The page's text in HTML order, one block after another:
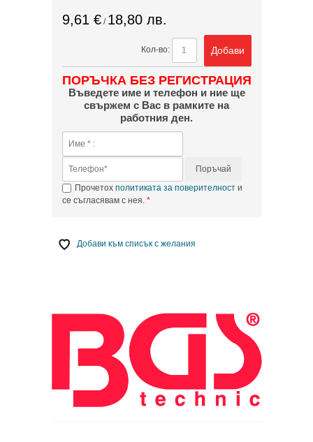
9,61 €/ 18,80 лв.
Кол-во: Добави
ПОРЪЧКА БЕЗ РЕГИСТРАЦИЯ
Въведете име и телефон и ние ще
свържем с Вас в рамките на
работния ден.
Поръчай
Прочетох политиката за поверителности
се съгласявам с нея.
Добави към списък с желания